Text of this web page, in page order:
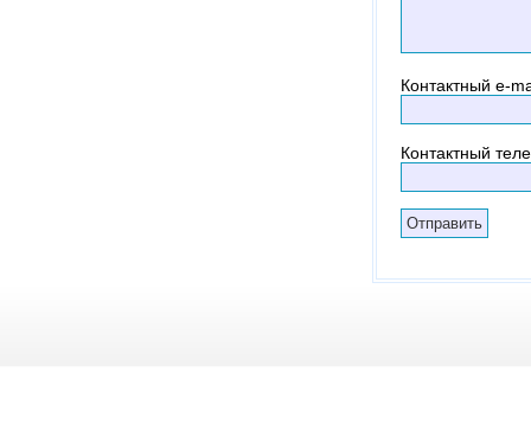
Контактный e-
Контактный